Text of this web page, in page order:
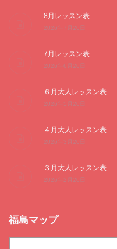
8月レッスン表
2026年7月20日
7月レッスン表
2026年6月20日
６月大人レッスン表
2026年5月20日
４月大人レッスン表
2026年3月20日
３月大人レッスン表
2026年2月20日
福島マップ